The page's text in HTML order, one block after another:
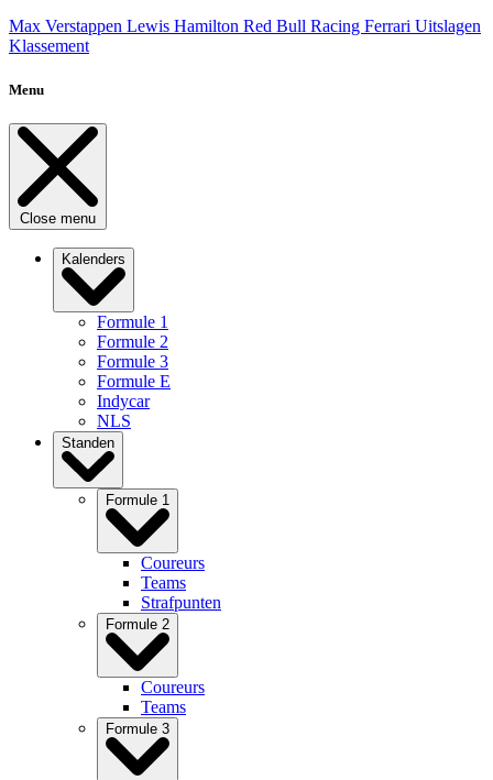
Max Verstappen Lewis Hamilton Red Bull Racing Ferrari Uitslagen
Klassement
Menu
Close menu
Kalenders
Formule 1
Formule 2
Formule 3
Formule E
Indycar
NLS
Standen
Formule 1
Coureurs
Teams
Strafpunten
Formule 2
Coureurs
Teams
Formule 3